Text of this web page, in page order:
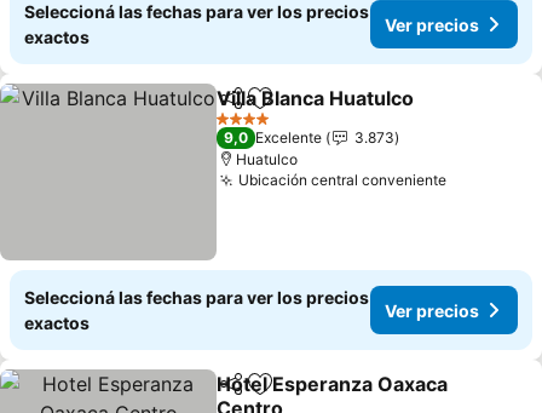
Seleccioná las fechas para ver los precios
exactos
Ver precios
CompartirAñadir a favoritos
Villa Blanca Huatulco
4 Estrellas
9,0 Excelente
3.873
Huatulco
Ubicación central conveniente
Seleccioná las fechas para ver los precios
exactos
Ver precios
CompartirAñadir a favoritos
Hotel Esperanza Oaxaca
Centro